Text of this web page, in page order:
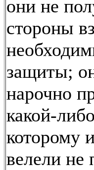
они не
стороны
защиты;
нарочно
какой-
которому
велели не